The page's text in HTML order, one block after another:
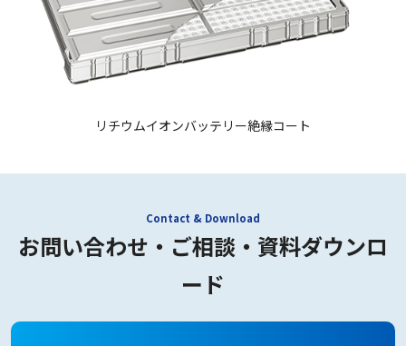
リチウムイオンバッテリー絶縁コート
お問い合わせ・ご相談・資料ダウンロ
ード